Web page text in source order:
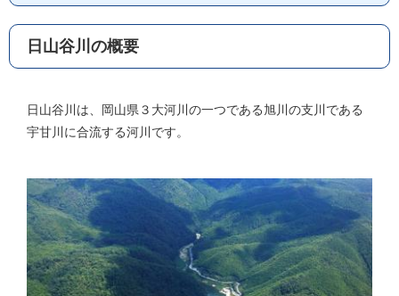
日山谷川の概要
日山谷川は、岡山県３大河川の一つである旭川の支川である
宇甘川に合流する河川です。